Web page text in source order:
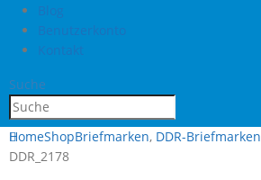
Blog
Benutzerkonto
Kontakt
Suche
HomeShopBriefmarken, DDR-Briefmarken
DDR_2178